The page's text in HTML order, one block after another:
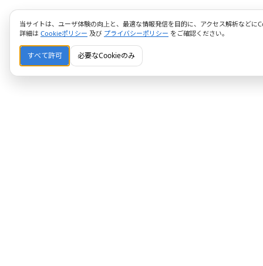
当サイトは、ユーザ体験の向上と、最適な情報発信を目的に、アクセス解析などに
詳細は Cookieポリシー 及び プライバシーポリシー をご確認ください。
すべて許可 必要なCookieのみ